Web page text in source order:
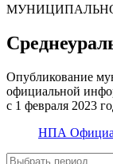
Опубликование
официальной
с 1 февраля 2023
НПА